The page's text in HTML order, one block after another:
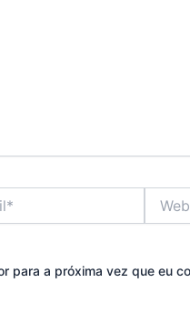
para a próxima vez que eu